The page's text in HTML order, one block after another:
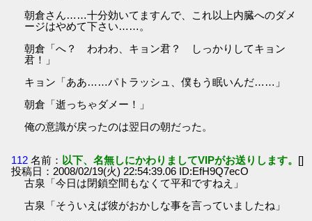
朝倉さん……十分効いてますんで、これ以上内臓へのダメ
ージはやめて下さい……。
朝倉「へ？ わわわ、キョン君？ しっかりしてキョン
君！」
キョン「ああ……パトラッシュ、僕もう眠いんだ……」
朝倉「逝っちゃダメー！」
俺の意識が戻ったのは翌日の朝だった。
112 名前： 以下、名無しにかわりましてVIPがお送りします。 []
投稿日：2008/02/19(火) 22:54:39.06 ID:EfH9Q7ecO
古泉「今日は閉鎖空間もなくて平和ですねえ」
古泉「そういえば彼がおかしな事を言っていましたね」